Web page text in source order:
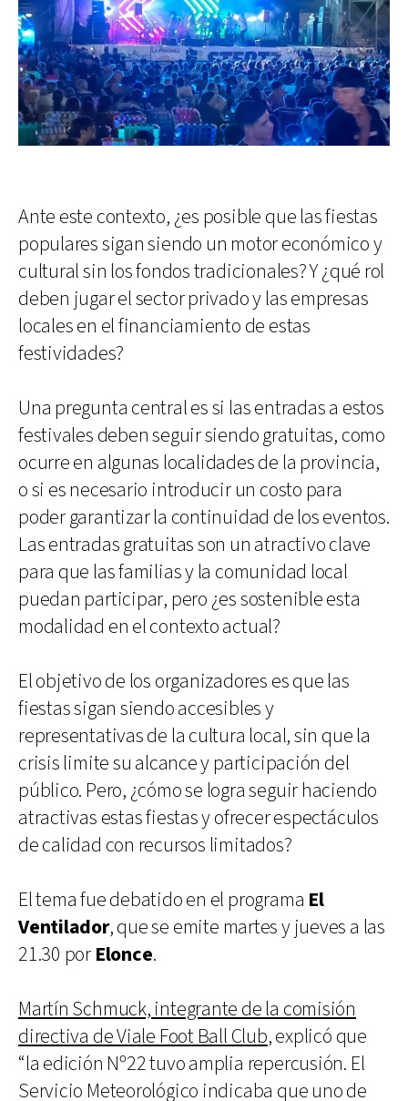
Ante este contexto, ¿es posible que las fiestas
populares sigan siendo un motor económico y
cultural sin los fondos tradicionales? Y ¿qué rol
deben jugar el sector privado y las empresas
locales en el financiamiento de estas
festividades?
Una pregunta central es si las entradas a estos
festivales deben seguir siendo gratuitas, como
ocurre en algunas localidades de la provincia,
o si es necesario introducir un costo para
poder garantizar la continuidad de los eventos.
Las entradas gratuitas son un atractivo clave
para que las familias y la comunidad local
puedan participar, pero ¿es sostenible esta
modalidad en el contexto actual?
El objetivo de los organizadores es que las
fiestas sigan siendo accesibles y
representativas de la cultura local, sin que la
crisis limite su alcance y participación del
público. Pero, ¿cómo se logra seguir haciendo
atractivas estas fiestas y ofrecer espectáculos
de calidad con recursos limitados?
El tema fue debatido en el programa El
Ventilador, que se emite martes y jueves a las
21.30 por Elonce.
Martín Schmuck, integrante de la comisión
directiva de Viale Foot Ball Club, explicó que
“la edición Nº22 tuvo amplia repercusión. El
Servicio Meteorológico indicaba que uno de